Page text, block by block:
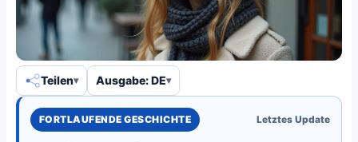
Teilen Ausgabe: DE
FORTLAUFENDE GESCHICHTE Letztes Update